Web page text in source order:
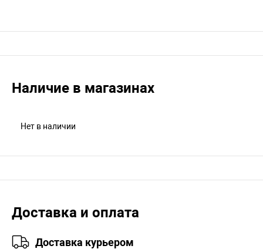
Наличие в магазинах
Нет в наличии
Доставка и оплата
Доставка курьером